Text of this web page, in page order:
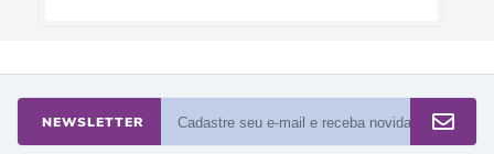
NEWSLETTER